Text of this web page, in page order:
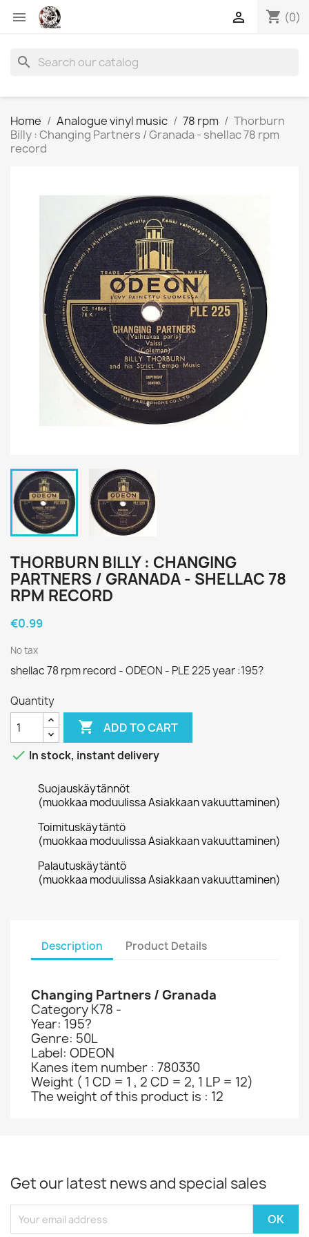
 shopping_cart (0)

search
Home Analogue vinyl music 78 rpm
Thorburn
Billy : Changing Partners / Granada - shellac 78 rpm
record
THORBURN BILLY : CHANGING
PARTNERS / GRANADA - SHELLAC 78
RPM RECORD
€0.99
No tax
shellac 78 rpm record - ODEON - PLE 225 year :195?
Quantity
 ADD TO CART
 In stock, instant delivery
Suojauskäytännöt
(muokkaa moduulissa Asiakkaan vakuuttaminen)
Toimituskäytäntö
(muokkaa moduulissa Asiakkaan vakuuttaminen)
Palautuskäytäntö
(muokkaa moduulissa Asiakkaan vakuuttaminen)
Description Product Details
Changing Partners / Granada
Category K78 -
Year: 195?
Genre: 50L
Label: ODEON
Kanes item number : 780330
Weight ( 1 CD = 1 , 2 CD = 2, 1 LP = 12)
The weight of this product is : 12
Get our latest news and special sales